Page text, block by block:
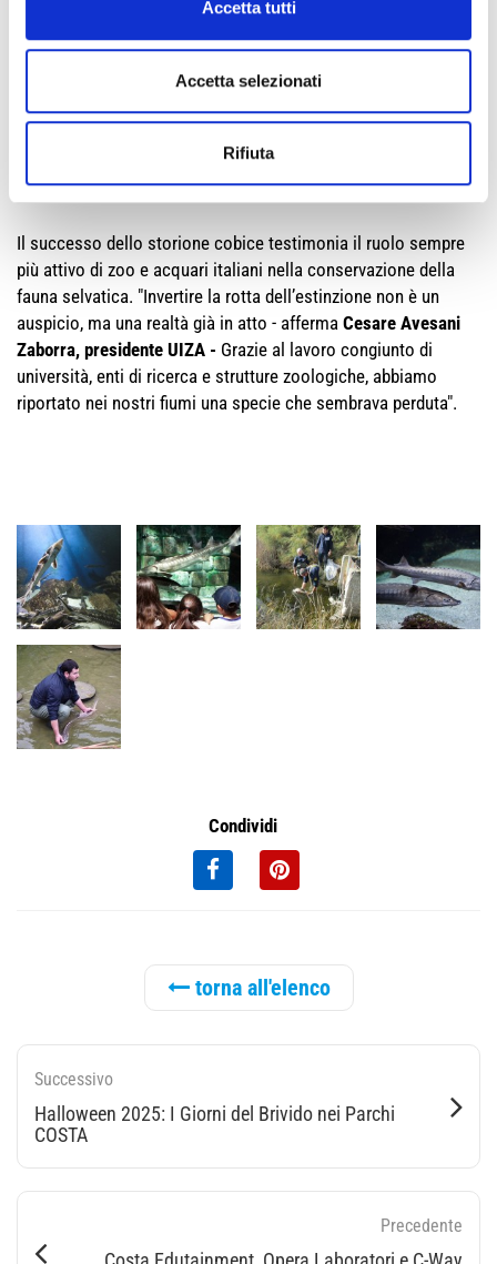
Accetta tutti
Accetta selezionati
Rifiuta
ricerca guidato dal professor Mordenti ha sviluppato un
protocollo completo: caratterizzazione genetica dei
riproduttori, induzione ormonale della riproduzione,
specifiche e rilascio in natura, seguito da monitoraggio
genetico e ambientale.
Il successo dello storione cobice testimonia il ruolo sempre
più attivo di zoo e acquari italiani nella conservazione della
fauna selvatica. "Invertire la rotta dell’estinzione non è un
auspicio, ma una realtà già in atto - afferma Cesare Avesani
Zaborra, presidente UIZA - Grazie al lavoro congiunto di
università, enti di ricerca e strutture zoologiche, abbiamo
riportato nei nostri fiumi una specie che sembrava perduta".
Condividi
torna all'elenco
Successivo
Halloween 2025: I Giorni del Brivido nei Parchi
COSTA
Precedente